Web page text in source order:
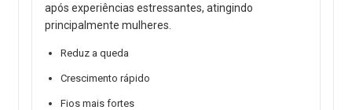
após experiências estressantes, atingindo
principalmente mulheres.
Reduz a queda
Crescimento rápido
Fios mais fortes